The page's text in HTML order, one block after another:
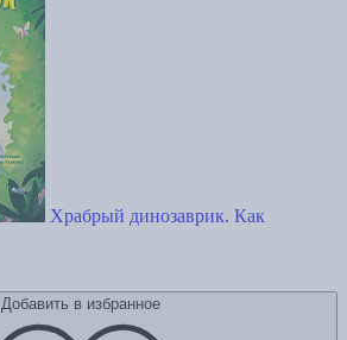
Храбрый динозаврик. Как
Добавить в избранное